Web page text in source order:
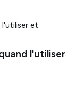
l'utiliser